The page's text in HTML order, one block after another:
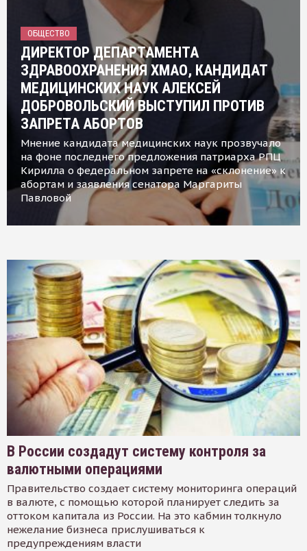
ОБЩЕСТВО
ДИРЕКТОР ДЕПАРТАМЕНТА
ЗДРАВООХРАНЕНИЯ ХМАО, КАНДИДАТ
МЕДИЦИНСКИХ НАУК АЛЕКСЕЙ
ДОБРОВОЛЬСКИЙ ВЫСТУПИЛ ПРОТИВ
ЗАПРЕТА АБОРТОВ
Мнение кандидата медицинских наук прозвучало
на фоне последнего предложения патриарха РПЦ
Кирилла о федеральном запрете на «склонение» к
абортам и заявления сенатора Маргариты
Павловой
В России создадут систему контроля за
валютными операциями
Правительство создает систему мониторинга операций
в валюте, с помощью которой планирует следить за
оттоком капитала из России. На это кабмин толкнуло
нежелание бизнеса прислушиваться к
предупреждениям власти